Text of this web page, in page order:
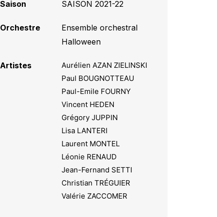
Saison SAISON 2021-22
Orchestre
Ensemble orchestral
Halloween
Artistes
Aurélien AZAN ZIELINSKI
Paul BOUGNOTTEAU
Paul-Emile FOURNY
Vincent HEDEN
Grégory JUPPIN
Lisa LANTERI
Laurent MONTEL
Léonie RENAUD
Jean-Fernand SETTI
Christian TRÉGUIER
Valérie ZACCOMER